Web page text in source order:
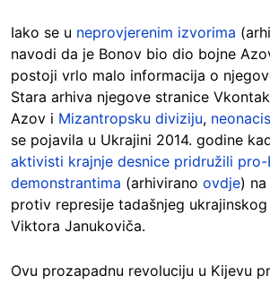
Iako se u neprovjerenim izvorima
navodi da je Bonov bio dio bojne
postoji vrlo malo informacija o
Stara arhiva njegove stranice
Azov i Mizantropsku diviziju,
se pojavila u Ukrajini 2014. godine
aktivisti krajnje desnice pridružili pro-
demonstrantima (arhivirano ovdje)
protiv represije tadašnjeg
Viktora Janukoviča.
Ovu prozapadnu revoluciju u Kijevu